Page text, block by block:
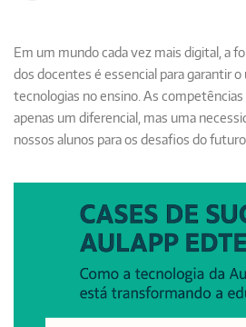
Em um mundo cada vez mais digital, a
dos docentes é essencial para garantir o
tecnologias no ensino. As competências
apenas um diferencial, mas uma
nossos alunos para os desafios do futuro.